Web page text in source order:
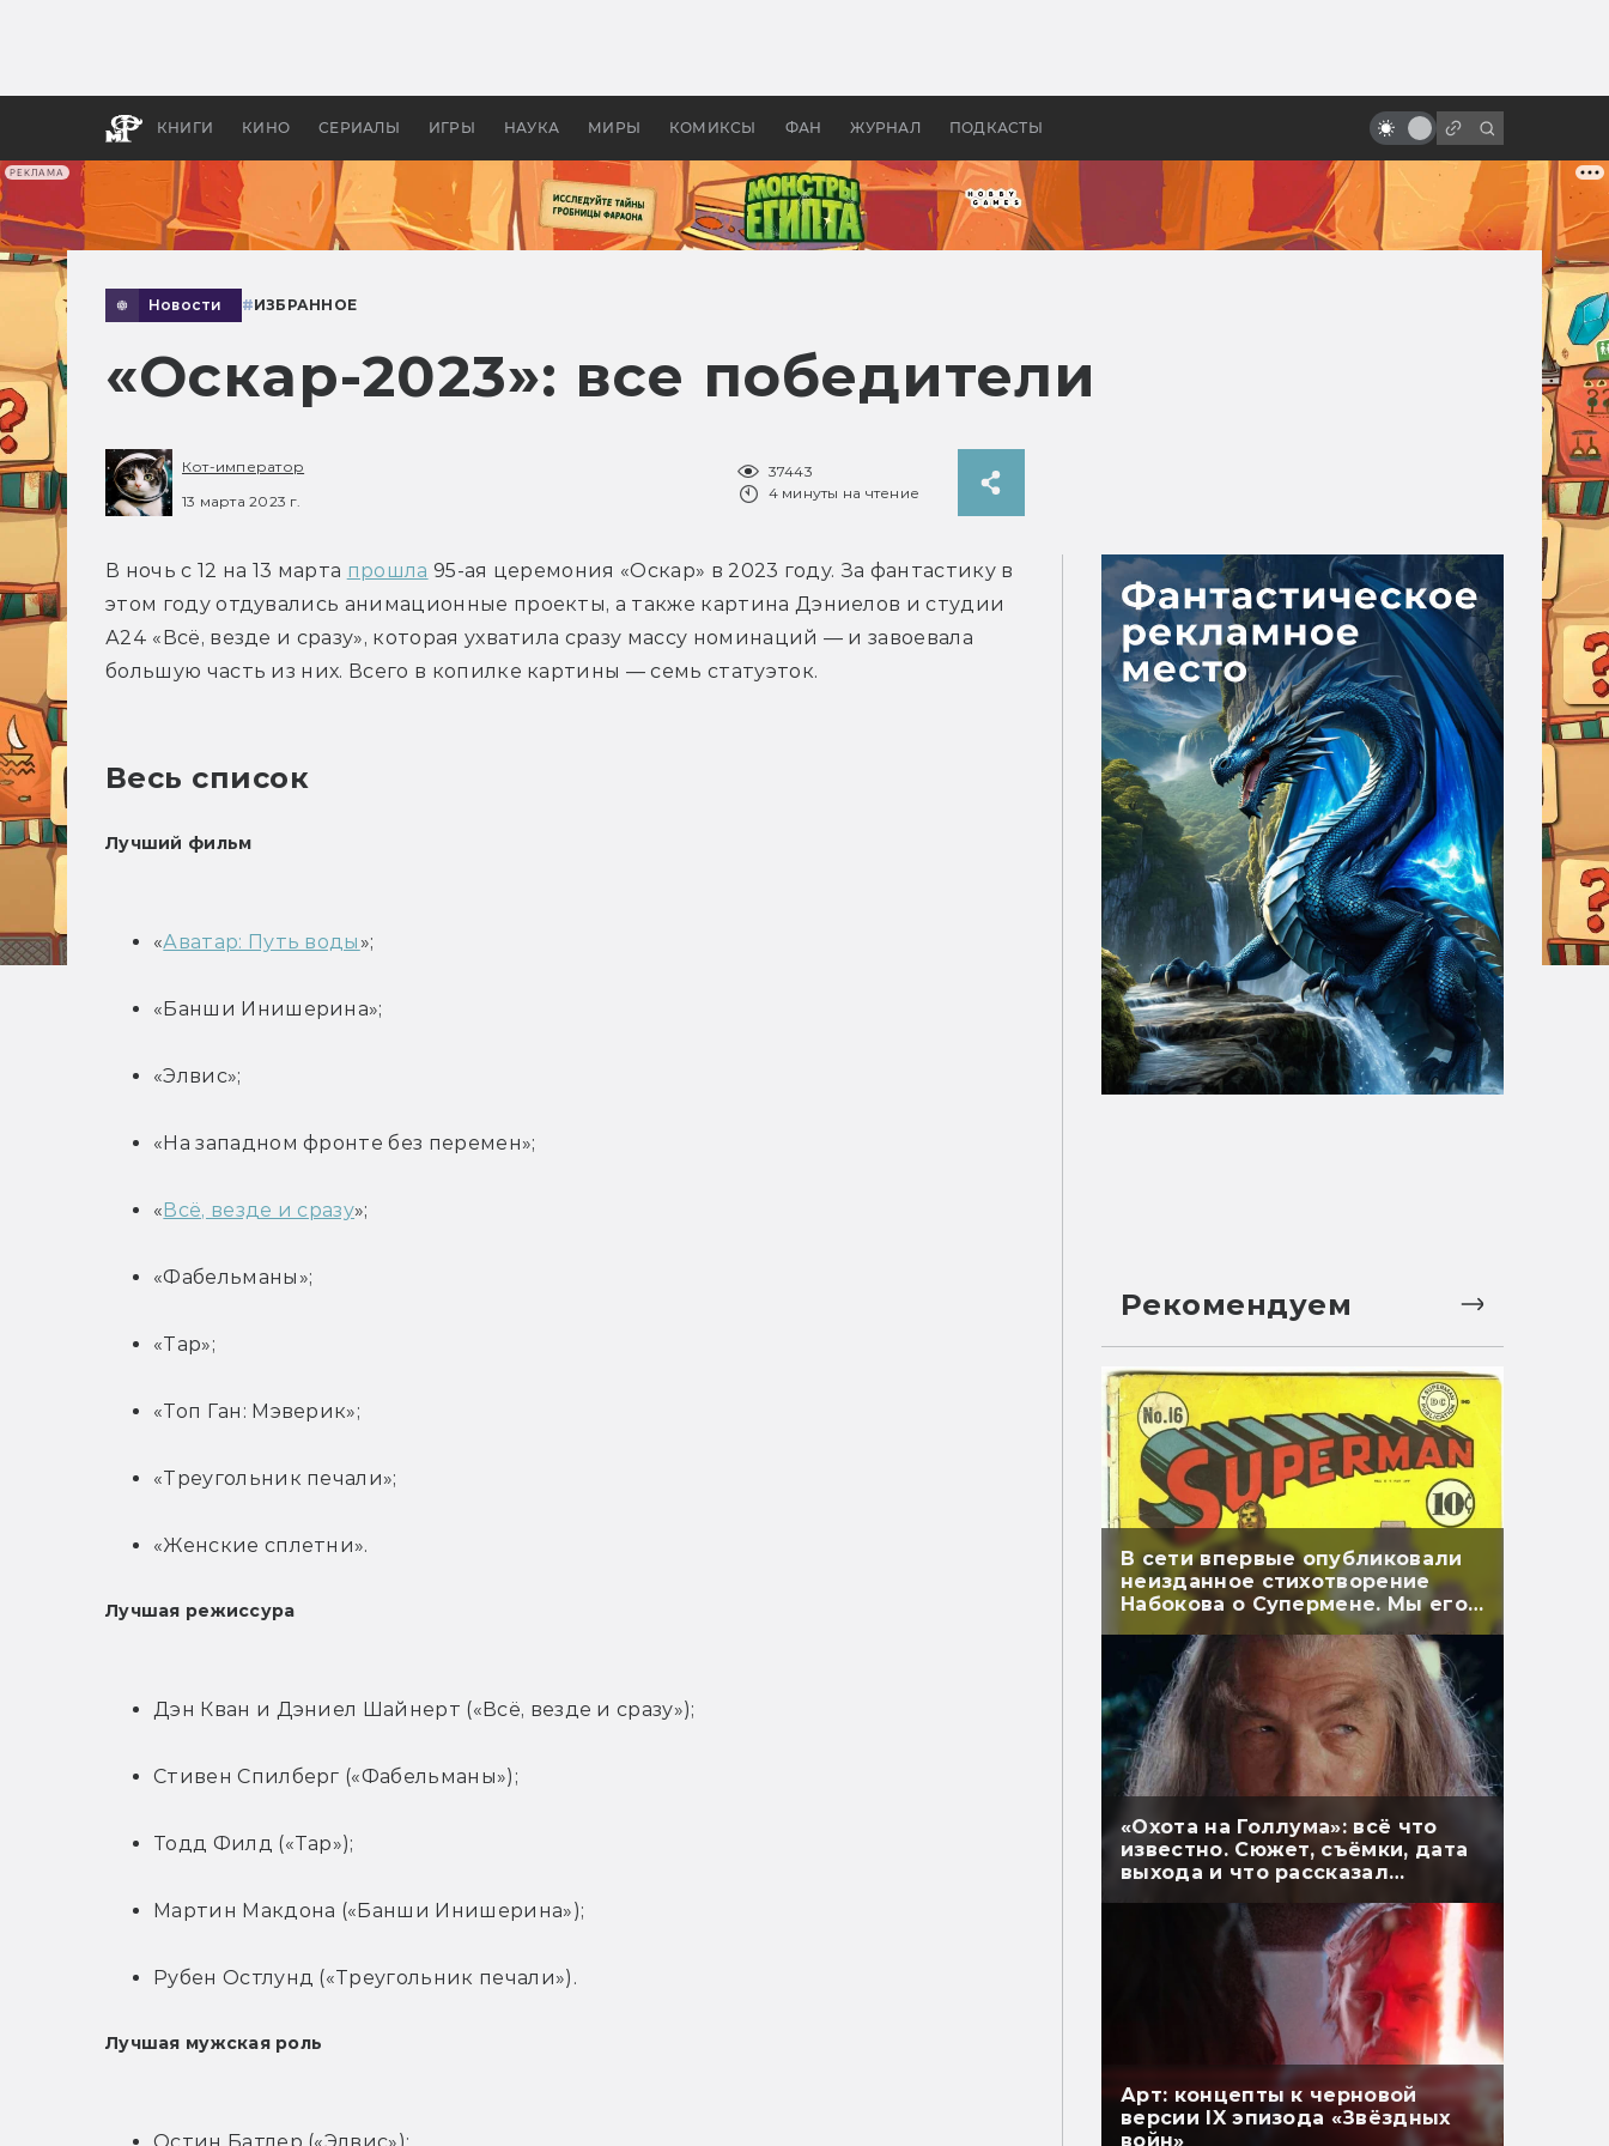
РЕКЛАМА
КНИГИ КИНО СЕРИАЛЫ ИГРЫ НАУКА МИРЫ КОМИКСЫ ФАН ЖУРНАЛ ПОДКАСТЫ
бы «Властелина колец»
Древней Грецией
тёмного фэнтези от Disney
Новости #ИЗБРАННОЕ
«Оскар-2023»: все победители
Кот-император
13 марта 2023 г.
37443
4 минуты на чтение
В ночь с 12 на 13 марта прошла 95-ая церемония «Оскар» в 2023 году. За фантастику в
этом году отдувались анимационные проекты, а также картина Дэниелов и студии
А24 «Всё, везде и сразу», которая ухватила сразу массу номинаций — и завоевала
большую часть из них. Всего в копилке картины — семь статуэток.
Весь список
Лучший фильм
«Аватар: Путь воды »;
«Банши Инишерина»;
«Элвис»;
«На западном фронте без перемен»;
« Всё, везде и сразу»;
«Фабельманы»;
«Тар»;
«Топ Ган: Мэверик»;
«Треугольник печали»;
«Женские сплетни».
Лучшая режиссура
Дэн Кван и Дэниел Шайнерт («Всё, везде и сразу»);
Стивен Спилберг («Фабельманы»);
Тодд Филд («Тар»);
Мартин Макдона («Банши Инишерина»);
Рубен Остлунд («Треугольник печали»).
Лучшая мужская роль
Рекомендуем
В сети впервые опубликовали
неизданное стихотворение
Набокова о Супермене. Мы его
перевели
«Охота на Голлума»: всё что
известно. Сюжет, съёмки, дата
выхода и что рассказал
Арт: концепты к черновой
версии IX эпизода «Звёздных
войн»